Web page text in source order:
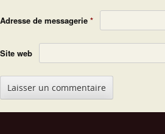
Adresse de messagerie *
Site web